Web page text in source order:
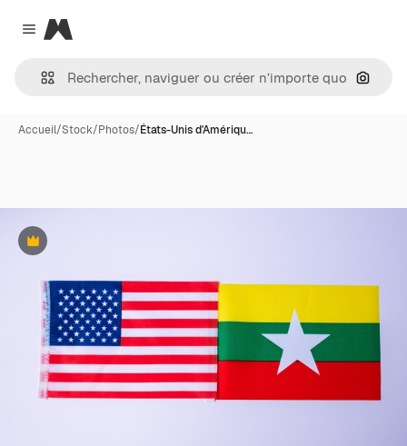
Close menu
Magnific
Accueil/Stock/Photos/États-Unis d'Amériqu…
Premium